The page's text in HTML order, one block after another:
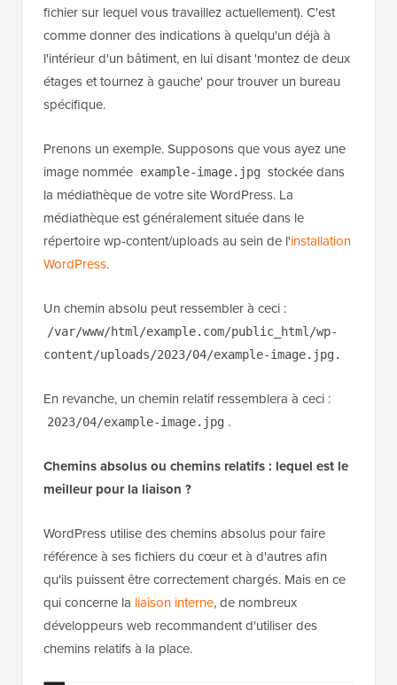
fichier sur lequel vous travaillez actuellement). C'est
comme donner des indications à quelqu'un déjà à
l'intérieur d'un bâtiment, en lui disant 'montez de deux
étages et tournez à gauche' pour trouver un bureau
spécifique.
Prenons un exemple. Supposons que vous ayez une
image nommée example-image.jpg stockée dans
la médiathèque de votre site WordPress. La
médiathèque est généralement située dans le
répertoire wp-content/uploads au sein de l'installation
WordPress.
Un chemin absolu peut ressembler à ceci :
/var/www/html/example.com/public_html/wp-
content/uploads/2023/04/example-image.jpg.
En revanche, un chemin relatif ressemblera à ceci :
2023/04/example-image.jpg .
Chemins absolus ou chemins relatifs : lequel est le
meilleur pour la liaison ?
WordPress utilise des chemins absolus pour faire
référence à ses fichiers du cœur et à d'autres afin
qu'ils puissent être correctement chargés. Mais en ce
qui concerne la liaison interne, de nombreux
développeurs web recommandent d'utiliser des
chemins relatifs à la place.